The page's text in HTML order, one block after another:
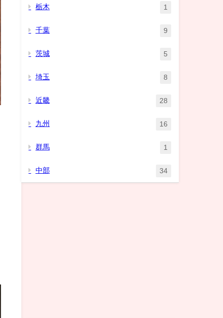
栃木 1
千葉 9
茨城 5
埼玉 8
近畿 28
九州 16
群馬 1
中部 34